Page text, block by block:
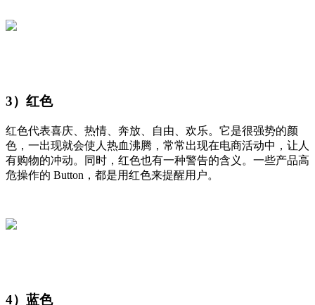
3）红色
红色代表喜庆、热情、奔放、自由、欢乐。它是很强势的颜
色，一出现就会使人热血沸腾，常常出现在电商活动中，让人
有购物的冲动。同时，红色也有一种警告的含义。一些产品高
危操作的 Button，都是用红色来提醒用户。
4）蓝色